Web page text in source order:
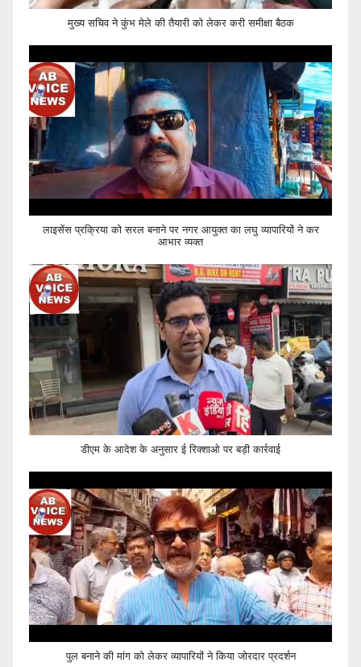
मुख्य सचिव ने कुंभ मेले की तैयारी को लेकर करी समीक्षा बैठक
लाइसेंस प्रक्रिया को सरल बनाने पर नगर आयुक्त का लघु व्यापारियों ने कर
आभार व्यक्त
डीएम के आदेश के अनुसार ई रिक्शाओ पर बड़ी कार्रवाई
पुल बनाने की मांग को लेकर व्यापारियों ने किया जोरदार प्रदर्शन